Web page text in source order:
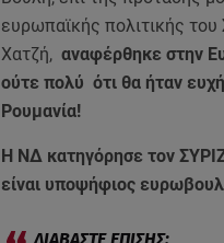
ευρωπαϊκής πολιτικής
Χατζή, αναφέρθηκε στην
ούτε πολύ ότι θα ήταν
Ρουμανία!
Η ΝΔ κατηγόρησε τον
είναι υποψήφιος